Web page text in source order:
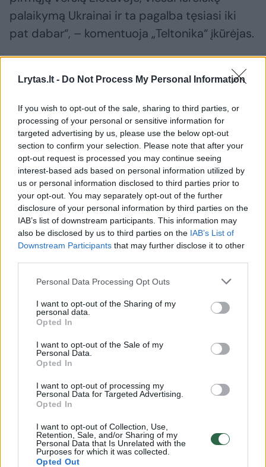
Lrytas.lt - Do Not Process My Personal Information
If you wish to opt-out of the sale, sharing to third parties, or
processing of your personal or sensitive information for
targeted advertising by us, please use the below opt-out
section to confirm your selection. Please note that after your
opt-out request is processed you may continue seeing
interest-based ads based on personal information utilized by
us or personal information disclosed to third parties prior to
your opt-out. You may separately opt-out of the further
disclosure of your personal information by third parties on the
IAB’s list of downstream participants. This information may
also be disclosed by us to third parties on the IAB’s List of
Downstream Participants that may further disclose it to other
Personal Data Processing Opt Outs
I want to opt-out of the Sharing of my
personal data.
Opted In
I want to opt-out of the Sale of my
Personal Data.
Opted In
I want to opt-out of processing my
Personal Data for Targeted Advertising.
Opted In
I want to opt-out of Collection, Use,
Retention, Sale, and/or Sharing of my
Personal Data that Is Unrelated with the
Purposes for which it was collected.
Opted Out
palaikymą Ukrainai ir ta pagalba tęsiasi iki
pat dabar“, – komentuoja „Teltonika“ įkūrėjas.
A.Paukštys tvirtina, kad panašus „šmeižtas“
pradžios.
„Nuo pat karo Ukrainoje pradžios
skleidžiamas šmeižtas mūsų atžvilgiu,
remiantis prielaidomis ir išgalvotais faktais ir
siekiama, kad jais patikėtų. Natūraliai kyla
retorinis klausimas – kam tai naudinga?
Nejaugi tikslas, kad Lietuvoje neliktų tokio
verslo?“ – klausia A. Paukštys.
nusipirkti universaliose Rusijos prekybos
platformose
Ketvirtadienį Lietuvos nepriklausomybės
akto signataras, politikas Albinas Januška
paskelbė, kad „Teltonikos“ produkcijos vis dar
įmanoma įsigyti Rusijos ir Baltarusijos
teritorijoje.